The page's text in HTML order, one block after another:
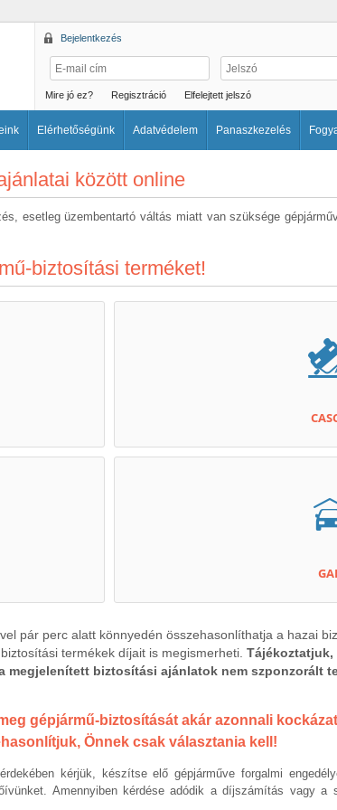
Bejelentkezés
Mire jó ez? Regisztráció Elfelejtett jelszó
Elérhetőségünk Adatvédelem Panaszkezelés
között online
esetleg üzembentartó váltás miatt van szüksége
biztosítási terméket!
pár perc alatt könnyedén összehasonlíthatja a hazai
termékek díjait is megismerheti.
biztosítási ajánlatok nem szponzorált
gépjármű-biztosítását akár azonnali
Önnek csak választania kell!
kérjük, készítse elő gépjárműve forgalmi
Amennyiben kérdése adódik a díjszámítás vagy a